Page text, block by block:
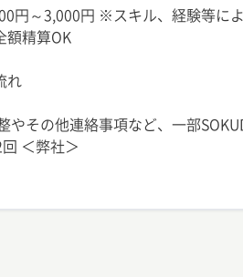
円～3,000円 ※スキル、経験等に
額精算OK
れ
その他連絡事項など、一部
＜弊社＞